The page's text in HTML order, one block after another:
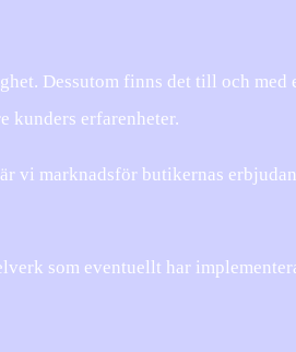
Dessutom finns det till och
kunders erfarenheter.
vi marknadsför butikernas
som eventuellt har